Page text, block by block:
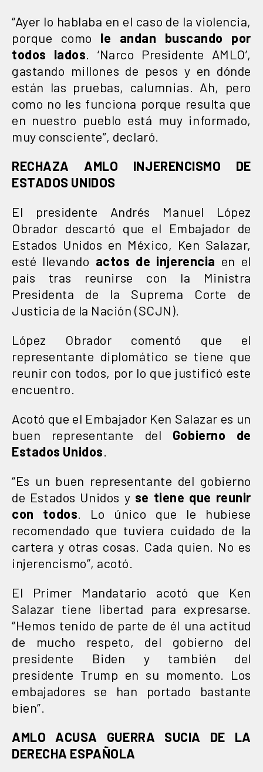
“Ayer lo hablaba en el caso de la violencia,
porque como le andan buscando por
todos lados . ‘Narco Presidente AMLO’,
gastando millones de pesos y en dónde
están las pruebas, calumnias. Ah, pero
como no les funciona porque resulta que
en nuestro pueblo está muy informado,
muy consciente”, declaró.
RECHAZA AMLO INJERENCISMO DE
ESTADOS UNIDOS
El presidente Andrés Manuel López
Obrador descartó que el Embajador de
Estados Unidos en México, Ken Salazar,
esté llevando actos de injerencia en el
país tras reunirse con la Ministra
Presidenta de la Suprema Corte de
Justicia de la Nación (SCJN).
López Obrador comentó que el
representante diplomático se tiene que
reunir con todos, por lo que justificó este
encuentro.
Acotó que el Embajador Ken Salazar es un
buen representante del Gobierno de
Estados Unidos
“Es un buen representante del gobierno
de Estados Unidos y se tiene que reunir
con todos . Lo único que le hubiese
recomendado que tuviera cuidado de la
cartera y otras cosas. Cada quien. No es
injerencismo”, acotó.
El Primer Mandatario acotó que Ken
Salazar tiene libertad para expresarse.
“Hemos tenido de parte de él una actitud
de mucho respeto, del gobierno del
presidente Biden y también del
presidente Trump en su momento. Los
embajadores se han portado bastante
bien”.
AMLO ACUSA GUERRA SUCIA DE LA
DERECHA ESPAÑOLA